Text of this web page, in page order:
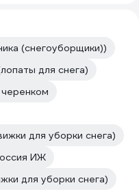
(снегоуборщики))
для снега)
для уборки снега)
ИЖ
для уборки снега)